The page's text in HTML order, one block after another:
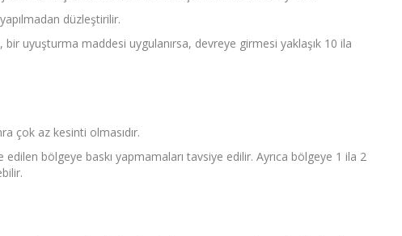
düzleştirilir.
uyuşturma maddesi uygulanırsa, devreye girmesi yaklaşık 10 ila
çok az kesinti olmasıdır.
bölgeye baskı yapmamaları tavsiye edilir. Ayrıca bölgeye 1 ila 2